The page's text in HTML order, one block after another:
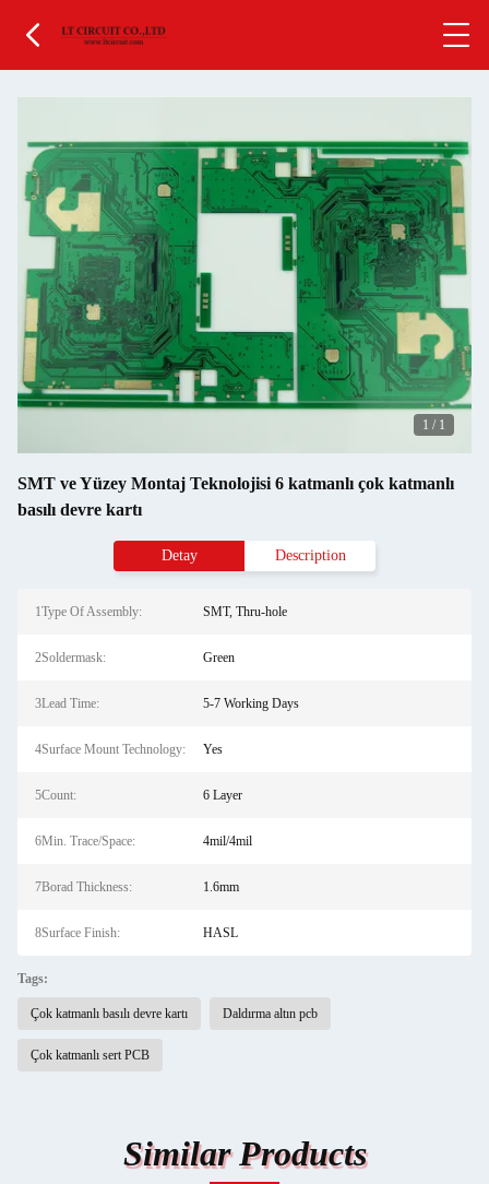
1 / 1
SMT ve Yüzey Montaj Teknolojisi 6 katmanlı çok katmanlı
basılı devre kartı
Detay Description
1Type Of Assembly: SMT, Thru-hole
2Soldermask: Green
3Lead Time: 5-7 Working Days
4Surface Mount Technology: Yes
5Count: 6 Layer
6Min. Trace/Space: 4mil/4mil
7Borad Thickness: 1.6mm
8Surface Finish: HASL
Tags:
Çok katmanlı basılı devre kartı Daldırma altın pcb
Çok katmanlı sert PCB
Similar Products